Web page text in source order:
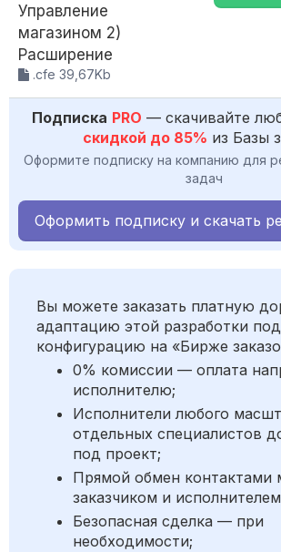
Управление
магазином 2)
Расширение
.cfe 39,67Kb
Подписка PRO — скачивайте
скидкой до 85% из Базы
Оформите подписку на компанию для
задач
Оформить подписку и скачать
Вы можете заказать платную
адаптацию этой разработки
конфигурацию на «Бирже
0% комиссии — оплата
исполнителю;
Исполнители любого
отдельных специалистов
под проект;
Прямой обмен контактами
заказчиком и
Безопасная сделка — при
необходимости;